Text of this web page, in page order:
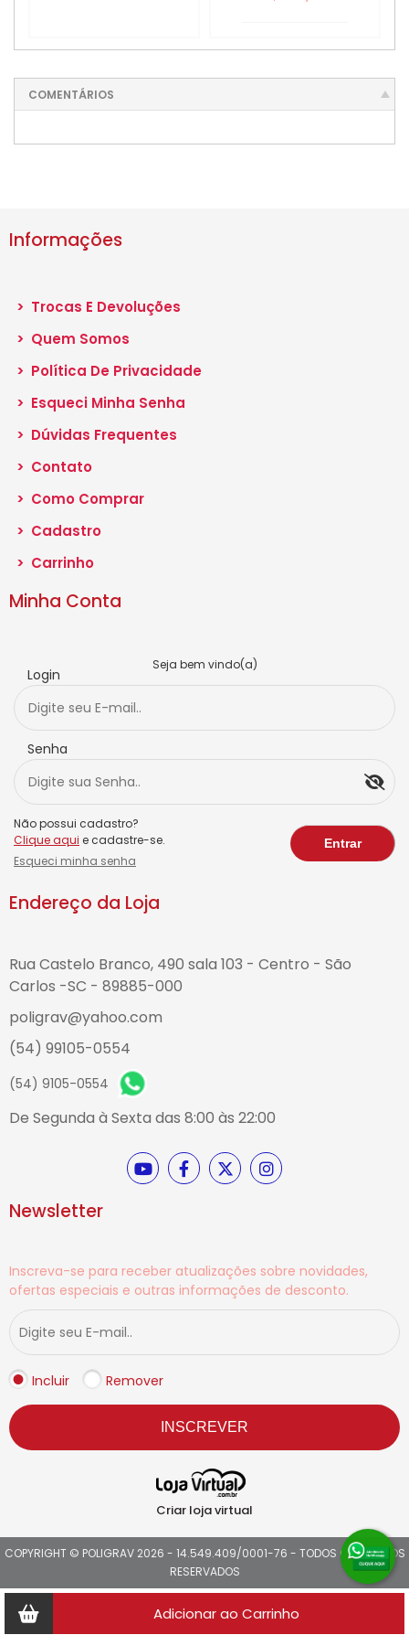
Adicionar ao Carrinho
COMENTÁRIOS
Informações
> Trocas E Devoluções
> Quem Somos
> Política De Privacidade
> Esqueci Minha Senha
> Dúvidas Frequentes
> Contato
> Como Comprar
> Cadastro
> Carrinho
Minha Conta
Seja bem vindo(a)
Login
Senha
Não possui cadastro?
Clique aqui e cadastre-se.
Esqueci minha senha
Endereço da Loja
Rua Castelo Branco, 490 sala 103 - Centro - São
Carlos -SC - 89885-000
poligrav@yahoo.com
(54) 99105-0554
(54) 9105-0554
De Segunda à Sexta das 8:00 às 22:00
Newsletter
Inscreva-se para receber atualizações sobre novidades,
ofertas especiais e outras informações de desconto.
Incluir Remover
INSCREVER
Criar loja virtual
COPYRIGHT © POLIGRAV 2026 - 14.549.409/0001-76 - TODOS OS DIREITOS
RESERVADOS